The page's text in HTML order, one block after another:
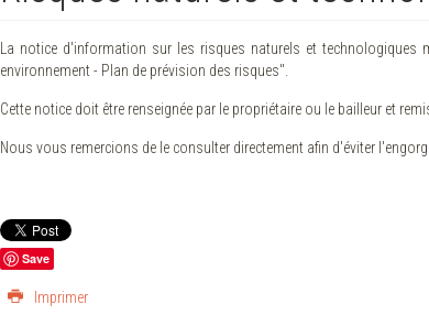
La notice d'information sur les risques naturels et
environnement - Plan de prévision des risques".
Cette notice doit être renseignée par le propriétaire ou le bailleur et
Nous vous remercions de le consulter directement afin d'éviter
Save
Imprimer